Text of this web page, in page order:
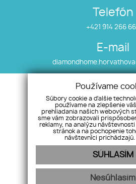
Telefón
+421 914 266
E-mail
Makléri
O nás
Služby
Úvery
Používame
Súbory cookie a ďalšie
používame na zlepšenie
prehliadania našich webových
sme vám zobrazovali
reklamy, na analýzu
stránok a na pochopenie
návštevníci prichádzajú.
SÚHLASÍM
Nesúhlasím